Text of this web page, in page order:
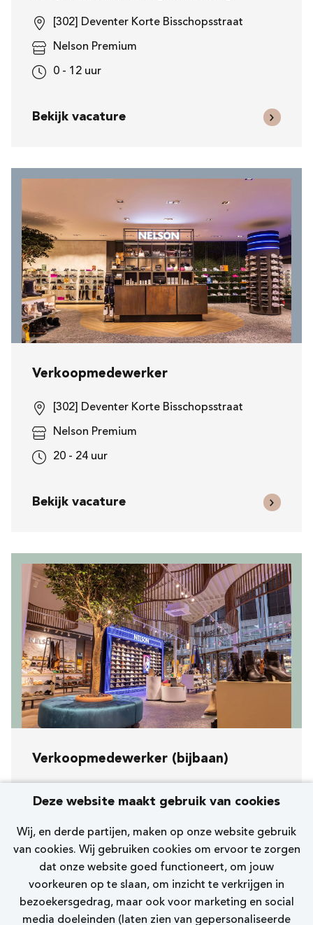
Deze website maakt gebruik van cookies
Wij, en derde partijen, maken op onze website gebruik
van cookies. Wij gebruiken cookies om ervoor te zorgen
dat onze website goed functioneert, om jouw
voorkeuren op te slaan, om inzicht te verkrijgen in
bezoekersgedrag, maar ook voor marketing en social
media doeleinden (laten zien van gepersonaliseerde
[302] Deventer Korte Bisschopsstraat
Nelson Premium
0 - 12 uur
Bekijk vacature
Verkoopmedewerker
[302] Deventer Korte Bisschopsstraat
Nelson Premium
20 - 24 uur
Bekijk vacature
Verkoopmedewerker (bijbaan)
Nelson
0 - 12 uur
Bekijk vacature